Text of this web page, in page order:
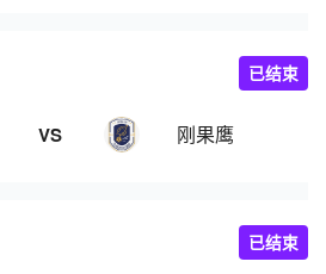
VS 刚果鹰
已结束
已结束